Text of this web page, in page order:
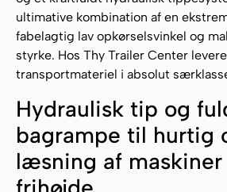
ultimative kombination af en
fabelagtig lav opkørselsvinkel og
styrke. Hos Thy Trailer Center
transportmateriel i absolut
Hydraulisk tip og
bagrampe til hurtig
læsning af